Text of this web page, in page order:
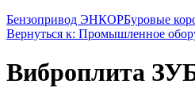
Бензопривод ЭНКОРБуровые
Вернуться к: Промышленное
Виброплита